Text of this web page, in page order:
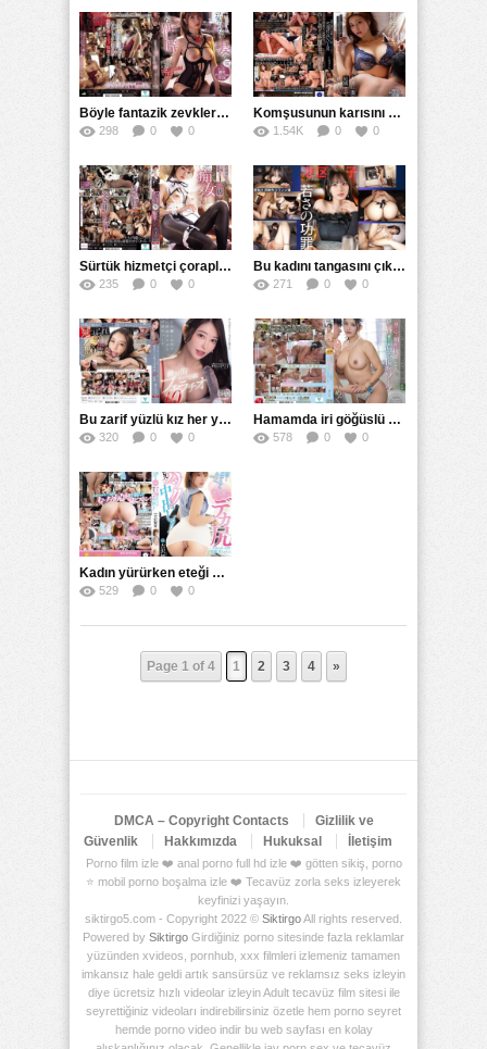
Böyle fantazik zevkleri olan bir kadına kim dayanabilir ki
298 0 0
Komşusunun karısını sikmek istedi ve onun içine boşaldı
1.54K 0 0
Sürtük hizmetçi çoraplarını evin sahibine sürtüyor
235 0 0
Bu kadını tangasını çıkartmadan sabaha kadar sikecekler
271 0 0
Bu zarif yüzlü kız her yarrağa tükürür ve yalar
320 0 0
Hamamda iri göğüslü üvey ablasını domaltarak sikti
578 0 0
Kadın yürürken eteği çekiliyor ve donu gözüküyor
529 0 0
Page 1 of 4 1 2 3 4 »
DMCA – Copyright Contacts
Gizlilik ve
Güvenlik
Hakkımızda Hukuksal İletişim
Porno film izle ❤️ anal porno full hd izle ❤️ götten sikiş, porno
⭐ mobil porno boşalma izle ❤️ Tecavüz zorla seks izleyerek
keyfinizi yaşayın.
siktirgo5.com - Copyright 2022 © SiktirgoAll rights reserved.
Powered by Siktirgo Girdiğiniz porno sitesinde fazla reklamlar
yüzünden xvideos, pornhub, xxx filmleri izlemeniz tamamen
imkansız hale geldi artık sansürsüz ve reklamsız seks izleyin
diye ücretsiz hızlı videolar izleyin Adult tecavüz film sitesi ile
seyrettiğiniz videoları indirebilirsiniz özetle hem porno seyret
hemde porno video indir bu web sayfası en kolay